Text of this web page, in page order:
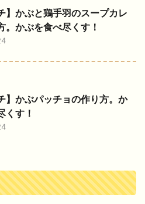
】かぶと鶏手羽のスープカレ
。かぶを食べ尽くす！
】かぶパッチョの作り方。か
くす！